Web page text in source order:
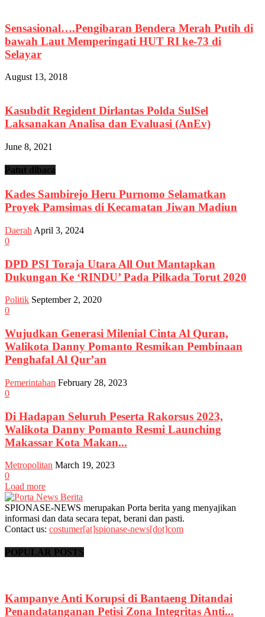
Sensasional….Pengibaran Bendera Merah Putih di
bawah Laut Memperingati HUT RI ke-73 di
Selayar
August 13, 2018
Kasubdit Regident Dirlantas Polda SulSel
Laksanakan Analisa dan Evaluasi (AnEv)
June 8, 2021
Patut dibaca
Kades Sambirejo Heru Purnomo Selamatkan
Proyek Pamsimas di Kecamatan Jiwan Madiun
Daerah April 3, 2024
0
DPD PSI Toraja Utara All Out Mantapkan
Dukungan Ke ‘RINDU’ Pada Pilkada Torut 2020
Politik September 2, 2020
0
Wujudkan Generasi Milenial Cinta Al Quran,
Walikota Danny Pomanto Resmikan Pembinaan
Penghafal Al Qur’an
Pemerintahan February 28, 2023
0
Di Hadapan Seluruh Peserta Rakorsus 2023,
Walikota Danny Pomanto Resmi Launching
Makassar Kota Makan...
Metropolitan March 19, 2023
0
Load more
SPIONASE-NEWS merupakan Porta berita yang menyajikan
informasi dan data secara tepat, berani dan pasti.
Contact us: costumer[at]spionase-news[dot]com
POPULAR POSTS
Kampanye Anti Korupsi di Bantaeng Ditandai
Penandatanganan Petisi Zona Integritas Anti...